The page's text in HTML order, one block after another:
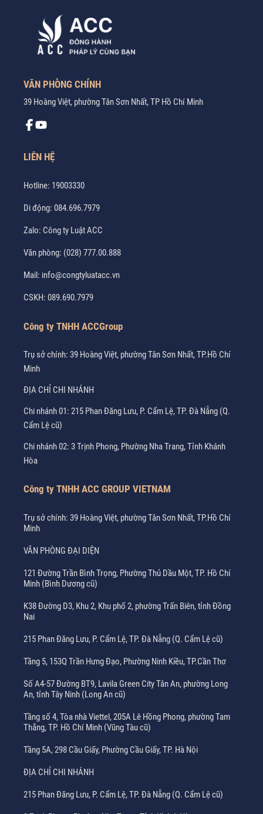
VĂN PHÒNG CHÍNH
39 Hoàng Việt, phường Tân Sơn Nhất, TP Hồ Chí Minh
LIÊN HỆ
Hotline: 19003330
Di động: 084.696.7979
Zalo: Công ty Luật ACC
Văn phòng: (028) 777.00.888
Mail: info@congtyluatacc.vn
CSKH: 089.690.7979
Công ty TNHH ACCGroup
Trụ sở chính: 39 Hoàng Việt, phường Tân Sơn Nhất, TP.Hồ Chí
Minh
ĐỊA CHỈ CHI NHÁNH
Chi nhánh 01: 215 Phan Đăng Lưu, P. Cẩm Lệ, TP. Đà Nẵng (Q.
Cẩm Lệ cũ)
Chi nhánh 02: 3 Trịnh Phong, Phường Nha Trang, Tỉnh Khánh
Hòa
Công ty TNHH ACC GROUP VIETNAM
Trụ sở chính: 39 Hoàng Việt, phường Tân Sơn Nhất, TP.Hồ Chí
Minh
VĂN PHÒNG ĐẠI DIỆN
121 Đường Trần Bình Trọng, Phường Thủ Dầu Một, TP. Hồ Chí
Minh (Bình Dương cũ)
K38 Đường D3, Khu 2, Khu phố 2, phường Trấn Biên, tỉnh Đồng
Nai
215 Phan Đăng Lưu, P. Cẩm Lệ, TP. Đà Nẵng (Q. Cẩm Lệ cũ)
Tầng 5, 153Q Trần Hưng Đạo, Phường Ninh Kiều, TP.Cần Thơ
Số A4-57 Đường BT9, Lavila Green City Tân An, phường Long
An, tỉnh Tây Ninh (Long An cũ)
Tầng số 4, Tòa nhà Viettel, 205A Lê Hồng Phong, phường Tam
Thắng, TP. Hồ Chí Minh (Vũng Tàu cũ)
Tầng 5A, 298 Cầu Giấy, Phường Cầu Giấy, TP. Hà Nội
ĐỊA CHỈ CHI NHÁNH
215 Phan Đăng Lưu, P. Cẩm Lệ, TP. Đà Nẵng (Q. Cẩm Lệ cũ)